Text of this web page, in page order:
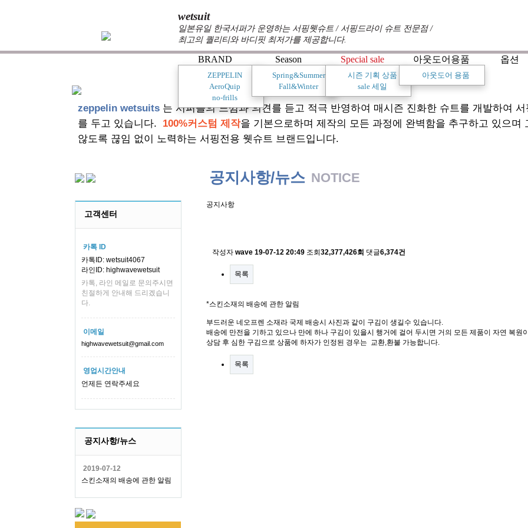
wetsuit
일본유일 한국서퍼가 운영하는 서핑웻슈트 / 서핑드라이 슈트 전문점 /
최고의 퀄리티와 바디핏 최저가를 제공합니다.
BRAND
ZEPPELIN
AeroQuip
no-frills
Season
Spring&Summer
Fall&Winter
Special sale
시즌 기획 상품
sale 세일
아웃도어용품
아웃도어 용품
옵션
zeppelin wetsuits 는 서퍼들의 느낌과 의견를 듣고 적극 반영하여 매시즌 진화한 슈트를 개발하여
를 두고 있습니다. 100%커스텀 제작을 기본으로하며 제작의 모든 과정에 완벽함을 추구하고 있으며
않도록 끊임 없이 노력하는 서핑전용 웻슈트 브랜드입니다.
고객센터
카톡 ID
카톡ID: wetsuit4067
라인ID: highwavewetsuit
카톡, 라인 메일로 문의주시면
친절하게 안내해 드리겠습니
다.
이메일
highwavewetsuit@gmail.com
영업시간안내
언제든 연락주세요
공지사항/뉴스
2019-07-12
스킨소재의 배송에 관한 알림
공지사항/뉴스 NOTICE
공지사항
작성자 wave 19-07-12 20:49 조회 32,377,426회 댓글6,374건
목록
*스킨소재의 배송에 관한 알림
부드러운 네오프렌 소재라 국제 배송시 사진과 같이 구김이 생길수 있습니다.
배송에 만전을 기하고 있으나 만에 하나 구김이 있을시 행거에 걸어 두시면 거의 모든 제품이 자연 복원
상담 후 심한 구김으로 상품에 하자가 인정된 경우는 교환,환불 가능합니다.
목록